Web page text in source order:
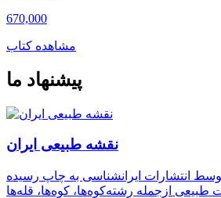
670,000
مشاهده کتاب
پیشنهاد ما
نقشه طبیعی ایران
انتشارات ایرانشناسی به چاپ رسیده